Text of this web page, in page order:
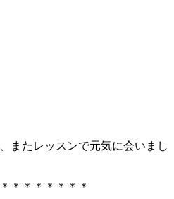
またレッスンで元気に会いまし
＊＊＊＊＊＊＊